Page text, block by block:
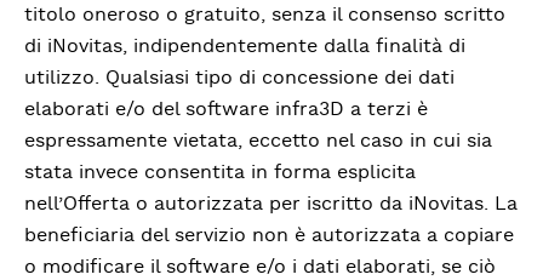
titolo oneroso o gratuito, senza il consenso scritto
di iNovitas, indipendentemente dalla finalità di
utilizzo. Qualsiasi tipo di concessione dei dati
elaborati e/o del software infra3D a terzi è
espressamente vietata, eccetto nel caso in cui sia
stata invece consentita in forma esplicita
nell’Offerta o autorizzata per iscritto da iNovitas. La
beneficiaria del servizio non è autorizzata a copiare
o modificare il software e/o i dati elaborati, se ciò